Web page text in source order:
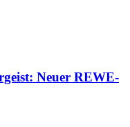
Neuer REWE-